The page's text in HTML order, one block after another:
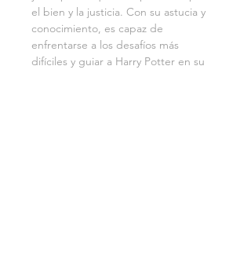
el bien y la justicia. Con su astucia y
conocimiento, es capaz de
enfrentarse a los desafíos más
difíciles y guiar a Harry Potter en su